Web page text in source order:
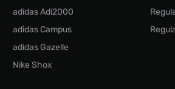
adidas Adi2000
adidas Campus
adidas Gazelle
Nike Shox